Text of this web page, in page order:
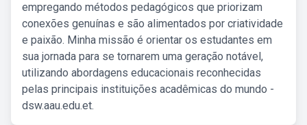
empregando métodos pedagógicos que priorizam
conexões genuínas e são alimentados por criatividade
e paixão. Minha missão é orientar os estudantes em
sua jornada para se tornarem uma geração notável,
utilizando abordagens educacionais reconhecidas
pelas principais instituições acadêmicas do mundo -
dsw.aau.edu.et.